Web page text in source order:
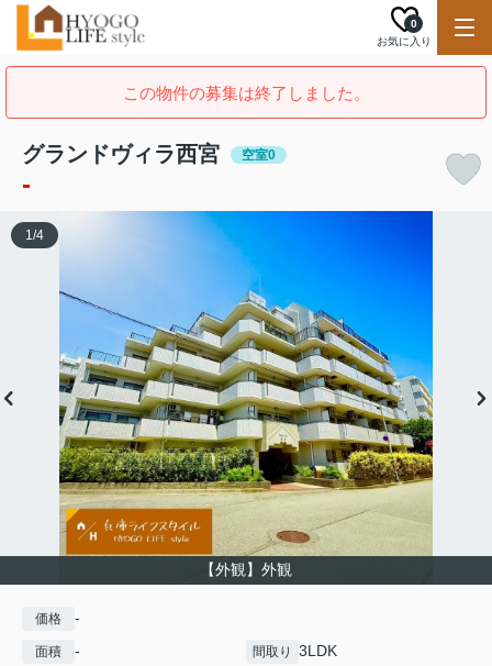
お気に入り
0
この物件の募集は終了しました。
グランドヴィラ西宮 空室0
-
【外観】外観
1/4
価格 -
面積 - 間取り 3LDK